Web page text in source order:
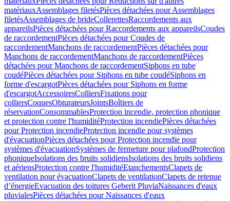
matériauxAssemblages filetésPièces détachées pour Assemblages
filetésAssemblages de brideCollerettesRaccordements aux
appareilsPièces détachées pour Raccordements aux appareilsCoudes
de raccordementPièces détachées pour Coudes de
raccordementManchons de raccordementPièces détachées pour
Manchons de raccordementManchons de raccordementPièces
détachées pour Manchons de raccordementSiphons en tube
coudéPièces détachées pour Siphons en tube coudéSiphons en
forme d'escargotPièces détachées pour Siphons en forme
d'escargotAccessoiresColliersFixations pour
colliersCoquesObturateursJointsBoîtiers de
réservationConsommablesProtection incendie, protection phonique
et protection contre l'humiditéProtection incendiePièces détachées
pour Protection incendieProtection incendie pour systèmes
d'évacuationPièces détachées pour Protection incendie pour
systèmes d'évacuationSystèmes de fermeture pour plafondProtection
phoniqueIsolations des bruits solidiensIsolations des bruits solidiens
et aériensProtection contre l'humiditéEtanchementsClapets de
ventilation pour évacuationClapets de ventilationClapets de retenue
d’énergieEvacuation des toitures Geberit PluviaNaissances d'eaux
pluvialesPièces détachées pour Naissances d'eaux